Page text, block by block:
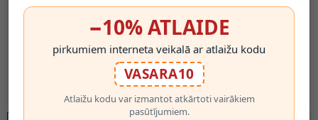
−10% ATLAIDE
pirkumiem interneta veikalā ar atlaižu kodu
VASARA10
Atlaižu kodu var izmantot atkārtoti vairākiem
pasūtījumiem.